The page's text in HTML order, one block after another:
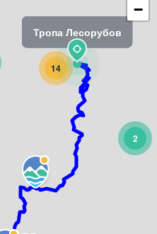
Тропа Лесорубов
2
14
−